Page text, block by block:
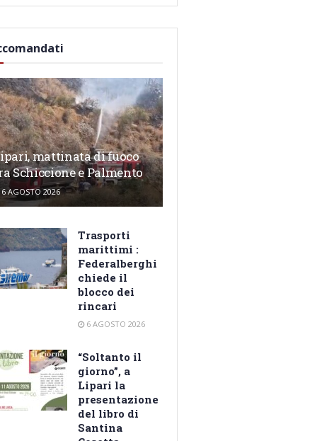
mattinata di fuoco
Schiccione e Palmento
6 AGOSTO 2026
Trasporti
marittimi :
Federalberghi
chiede il
blocco dei
rincari
6 AGOSTO 2026
“Soltanto il
giorno”, a
Lipari la
presentazione
del libro di
Santina